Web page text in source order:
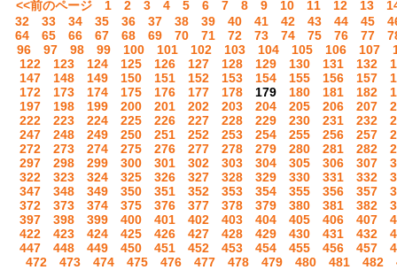
<<前のページ 1 2 3 4 5 6 7 8 9 10 11 12 13
32
33 34 35 36 37 38 39 40 41 42 43 44 45
64
65 66 67 68 69 70 71 72 73 74 75 76 77
96
97 98 99 100 101 102 103 104 105 106 107
122
123 124 125 126 127 128 129 130 131 132
147
148 149 150 151 152 153 154 155 156 157
172
173 174 175 176 177 178 179 180 181 182
197
198 199 200 201 202 203 204 205 206 207
222
223 224 225 226 227 228 229 230 231 232
247
248 249 250 251 252 253 254 255 256 257
272
273 274 275 276 277 278 279 280 281 282
297
298 299 300 301 302 303 304 305 306 307
322
323 324 325 326 327 328 329 330 331 332
347
348 349 350 351 352 353 354 355 356 357
372
373 374 375 376 377 378 379 380 381 382
397
398 399 400 401 402 403 404 405 406 407
422
423 424 425 426 427 428 429 430 431 432
447
448 449 450 451 452 453 454 455 456 457
472
473 474 475 476 477 478 479 480 481 482